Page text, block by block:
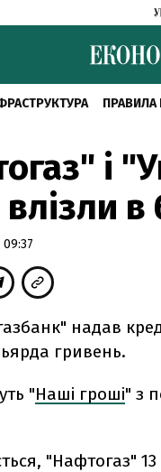
ПРАВИЛА
і
в
надав
гривень.
"Наші гроші" з
"Нафтогаз"